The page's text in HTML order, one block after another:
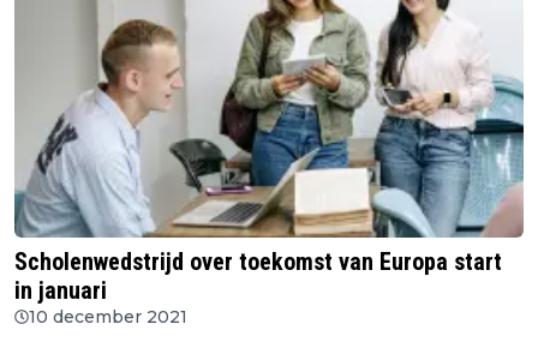
Scholenwedstrijd over toekomst van Europa start
in januari
10 december 2021